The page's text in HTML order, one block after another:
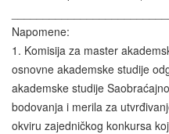
Napomene:
1. Komisija za master
osnovne akademske studije
akademske studije
bodovanja i merila za
okviru zajedničkog konkursa